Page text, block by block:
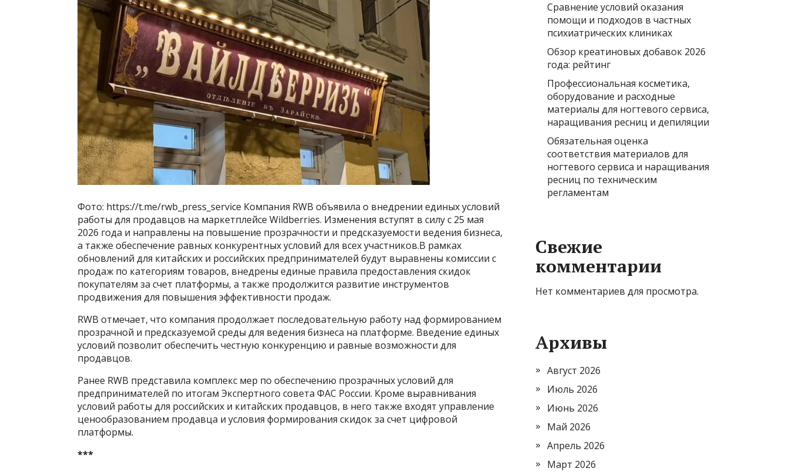
Фото: https://t.me/rwb_press_service Компания RWB объявила о внедрении единых условий
работы для продавцов на маркетплейсе Wildberries. Изменения вступят в силу с 25 мая
2026 года и направлены на повышение прозрачности и предсказуемости ведения бизнеса,
а также обеспечение равных конкурентных условий для всех участников.В рамках
обновлений для китайских и российских предпринимателей будут выравнены комиссии с
продаж по категориям товаров, внедрены единые правила предоставления скидок
покупателям за счет платформы, а также продолжится развитие инструментов
продвижения для повышения эффективности продаж.
RWB отмечает, что компания продолжает последовательную работу над формированием
прозрачной и предсказуемой среды для ведения бизнеса на платформе. Введение единых
условий позволит обеспечить честную конкуренцию и равные возможности для
продавцов.
Ранее RWB представила комплекс мер по обеспечению прозрачных условий для
предпринимателей по итогам Экспертного совета ФАС России. Кроме выравнивания
условий работы для российских и китайских продавцов, в него также входят управление
ценообразованием продавца и условия формирования скидок за счет цифровой
платформы.
***
Сравнение условий оказания
помощи и подходов в частных
психиатрических клиниках
Обзор креатиновых добавок 2026
года: рейтинг
Профессиональная косметика,
оборудование и расходные
материалы для ногтевого сервиса,
наращивания ресниц и депиляции
Обязательная оценка
соответствия материалов для
ногтевого сервиса и наращивания
ресниц по техническим
регламентам
Свежие
комментарии
Нет комментариев для просмотра.
Архивы
Август 2026
Июль 2026
Июнь 2026
Май 2026
Апрель 2026
Март 2026